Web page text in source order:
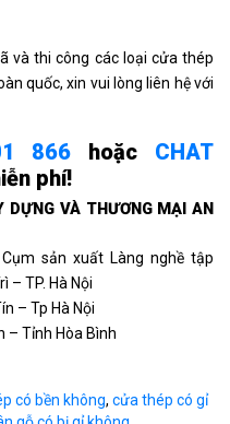
và thi công các loại cửa thép
quốc, xin vui lòng liên hệ với
866 hoặc CHAT
phí!
DỰNG VÀ THƯƠNG MẠI AN
sản xuất Làng nghề tập
– TP. Hà Nội
– Tp Hà Nội
– Tỉnh Hòa Bình
có bền không, cửa thép có gỉ